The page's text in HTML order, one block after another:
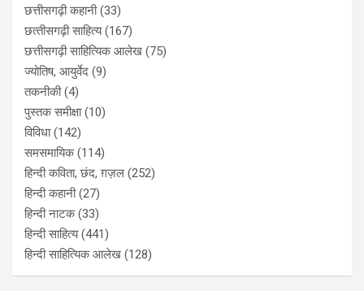
छत्तीसगढ़ी कहानी(33)
छत्‍तीसगढ़ी साहित्‍य(167)
छत्तीसगढ़ी साहित्यिक आलेख (75)
ज्योतिष, आयुर्वेद (9)
तकनीकी(4)
पुस्‍तक समीक्षा(10)
विविधा(142)
समसमायिक(114)
हिन्दी कविता, छंद, ग़ज़ल (252)
हिन्दी कहानी(27)
हिन्‍दी नाटक(33)
हिन्दी साहित्य(441)
हिन्दी साहित्यिक आलेख (128)